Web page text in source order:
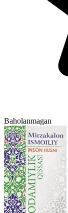
Baholanmagan